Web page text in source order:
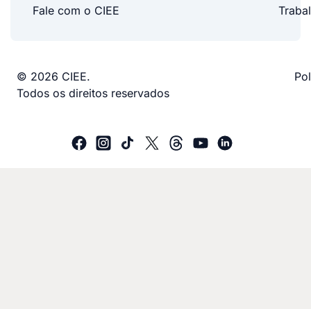
Fale com o CIEE
© 2026 CIEE.
Todos os direitos reservados